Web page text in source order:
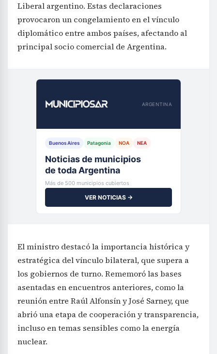
Liberal argentino. Estas declaraciones
provocaron un congelamiento en el vínculo
diplomático entre ambos países, afectando al
principal socio comercial de Argentina.
ARGENTINA
Buenos Aires Patagonia NOA NEA
Noticias de municipios
de toda Argentina
Más de 500 municipios cubiertos
VER NOTICIAS →
El ministro destacó la importancia histórica y
estratégica del vínculo bilateral, que supera a
los gobiernos de turno. Rememoró las bases
asentadas en encuentros anteriores, como la
reunión entre Raúl Alfonsín y José Sarney, que
abrió una etapa de cooperación y transparencia,
incluso en temas sensibles como la energía
nuclear.